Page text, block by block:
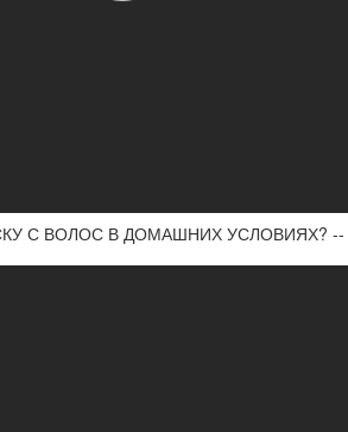
С ВОЛОС В ДОМАШНИХ УСЛОВИЯХ?